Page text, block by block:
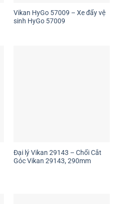
Vikan HyGo 57009 – Xe đẩy vệ
sinh HyGo 57009
Đại lý Vikan 29143 – Chổi Cắt
Góc Vikan 29143, 290mm